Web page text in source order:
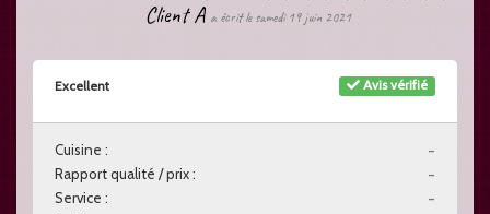
Client A a écrit le samedi 19 juin 2021
Avis vérifié
Excellent
-
Cuisine :
-
Rapport qualité / prix :
-
Service :